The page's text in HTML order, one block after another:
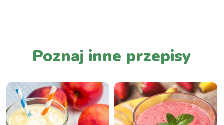
Poznaj inne przepisy